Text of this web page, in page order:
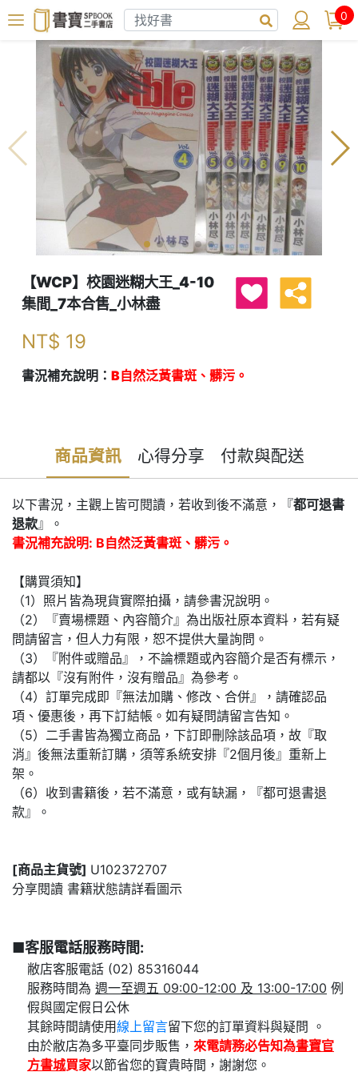
0
【WCP】校園迷糊大王_4-10
集間_7本合售_小林盡
NT$ 19
書況補充說明： B自然泛黃書斑、髒污。
商品資訊 心得分享 付款與配送
以下書況，主觀上皆可閱讀，若收到後不滿意，『都可退書
退款』。
書況補充說明: B自然泛黃書斑、髒污。
【購買須知】
（1）照片皆為現貨實際拍攝，請參書況說明。
（2）『賣場標題、內容簡介』為出版社原本資料，若有疑
問請留言，但人力有限，恕不提供大量詢問。
（3）『附件或贈品』，不論標題或內容簡介是否有標示，
請都以『沒有附件，沒有贈品』為參考。
（4）訂單完成即『無法加購、修改、合併』，請確認品
項、優惠後，再下訂結帳。如有疑問請留言告知。
（5）二手書皆為獨立商品，下訂即刪除該品項，故『取
消』後無法重新訂購，須等系統安排『2個月後』重新上
架。
（6）收到書籍後，若不滿意，或有缺漏，『都可退書退
款』。
[商品主貨號] U102372707
分享閱讀 書籍狀態請詳看圖示
■客服電話服務時間:
敝店客服電話 (02) 85316044
服務時間為 週一至週五 09:00-12:00 及 13:00-17:00 例
假與國定假日公休
其餘時間請使用線上留言
留下您的訂單資料與疑問 。
由於敝店為多平臺同步販售， 來電請務必告知為書寶官
方書城買家以節省您的寶貴時間，謝謝您。